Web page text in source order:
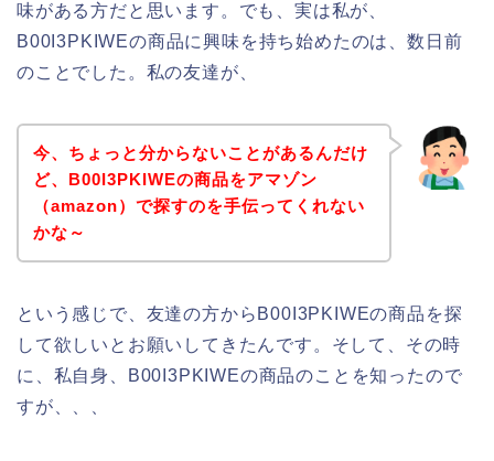
味がある方だと思います。でも、実は私が、
B00I3PKIWEの商品に興味を持ち始めたのは、数日前
のことでした。私の友達が、
今、ちょっと分からないことがあるんだけ
ど、B00I3PKIWEの商品をアマゾン
（amazon）で探すのを手伝ってくれない
かな～
という感じで、友達の方からB00I3PKIWEの商品を探
して欲しいとお願いしてきたんです。そして、その時
に、私自身、B00I3PKIWEの商品のことを知ったので
すが、、、